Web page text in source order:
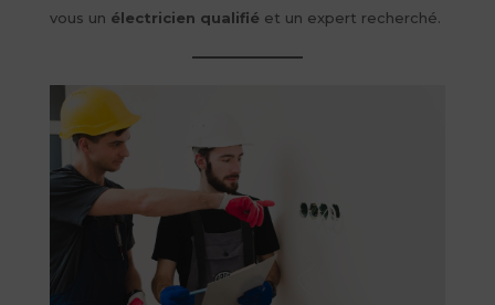
vous un électricien qualifié et un expert recherché.